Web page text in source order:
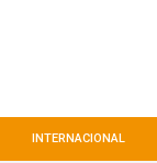
INTERNACIONAL